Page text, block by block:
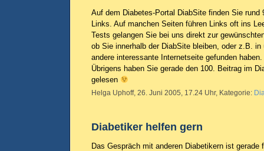
Auf dem Diabetes-Portal DiabSite finden Sie rund
Links. Auf manchen Seiten führen Links oft ins
Tests gelangen Sie bei uns direkt zur
ob Sie innerhalb der DiabSite bleiben, oder z.B.
andere interessante Internetseite gefunden haben.
Übrigens haben Sie gerade den 100. Beitrag im
gelesen
Helga Uphoff, 26. Juni 2005, 17.24 Uhr, Kategorie:
Diabetiker helfen gern
Das Gespräch mit anderen Diabetikern ist gerade